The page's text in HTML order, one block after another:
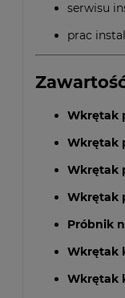
serwisu
prac
Wkrętak
Wkrętak
Wkrętak
Wkrętak
Próbnik
Wkrętak
Wkrętak